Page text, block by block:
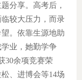
分享。高考后，
较大压力，而录
。依靠生源地助
业，她勤学争
30余项竞赛荣
、进博会等14场